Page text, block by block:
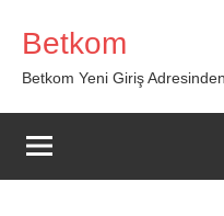
Betkom
Betkom Yeni Giriş